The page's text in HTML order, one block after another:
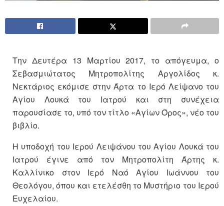
Την Δευτέρα 13 Μαρτίου 2017, το απόγευμα, ο
Σεβασμιώτατος Μητροπολίτης Αργολίδος κ.
Νεκτάριος εκόμισε στην Άρτα το Ιερό Λείψανο του
Αγίου Λουκά του Ιατρού και στη συνέχεια
παρουσίασε το, υπό τον τίτλο «Αγίων Όρος», νέο του
βιβλίο.
Η υποδοχή του Ιερού Λειψάνου του Αγίου Λουκά του
Ιατρού έγινε από τον Μητροπολίτη Άρτης κ.
Καλλίνικο στον Ιερό Ναό Αγίου Ιωάννου του
Θεολόγου, όπου και ετελέσθη το Μυστήριο του Ιερού
Ευχελαίου.